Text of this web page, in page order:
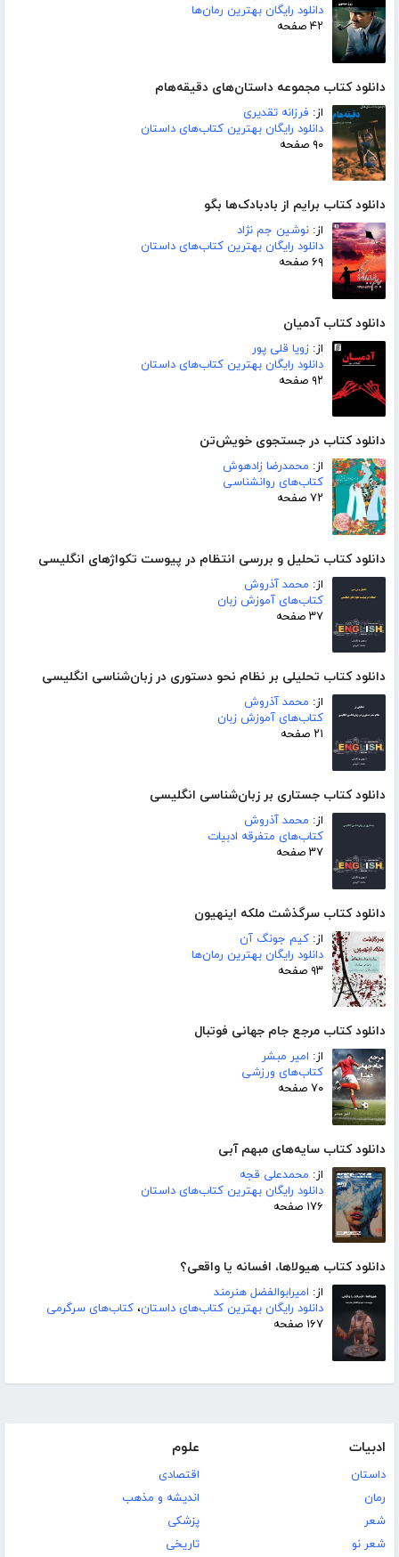
دانلود رایگان بهترین رمان‌ها
۴۲ صفحه
دانلود کتاب مجموعه داستان‌های دقیقه‌هام
از: فرزانه تقدیری
دانلود رایگان بهترین کتاب‌های داستان
۹۰ صفحه
دانلود کتاب برایم از بادبادک‌ها بگو
از: نوشین جم نژاد
دانلود رایگان بهترین کتاب‌های داستان
۶۹ صفحه
دانلود کتاب آدمیان
از: زویا قلی پور
دانلود رایگان بهترین کتاب‌های داستان
۹۲ صفحه
دانلود کتاب در جستجوی خویش‌تن
از: محمدرضا زادهوش
کتاب‌های روانشناسی
۷۲ صفحه
دانلود کتاب تحلیل و بررسی انتظام در پیوست تکواژهای انگلیسی
از: محمد آذروش
کتاب‌های آموزش زبان
۳۷ صفحه
دانلود کتاب تحلیلی بر نظام نحو دستوری در زبان‌شناسی انگلیسی
از: محمد آذروش
کتاب‌های آموزش زبان
۲۱ صفحه
دانلود کتاب جستاری بر زبان‌شناسی انگلیسی
از: محمد آذروش
کتاب‌های متفرقه ادبیات
۳۷ صفحه
دانلود کتاب سرگذشت ملکه اینهیون
از: کیم جونگ آن
دانلود رایگان بهترین رمان‌ها
۹۳ صفحه
دانلود کتاب مرجع جام جهانی فوتبال
از: امیر مبشر
کتاب‌های ورزشی
۷۰ صفحه
دانلود کتاب سایه‌های مبهم آبی
از: محمدعلی قجه
دانلود رایگان بهترین کتاب‌های داستان
۱۷۶ صفحه
دانلود کتاب هیولاها، افسانه یا واقعی؟
از: امیرابوالفضل هنرمند
دانلود رایگان بهترین کتاب‌های داستان، کتاب‌های سرگرمی
۱۶۷ صفحه
ادبیات
داستان
رمان
شعر
شعر نو
علوم
اقتصادی
اندیشه و مذهب
پزشکی
تاریخی